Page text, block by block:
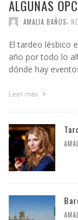
ALGUNAS
AMALIA BAÑOS
El tardeo lésbico
año por todo lo
dónde hay
Leer más